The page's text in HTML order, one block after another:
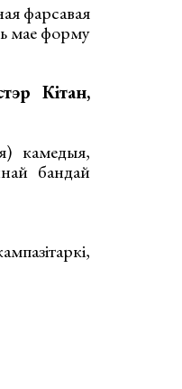
фарсавая
мае форму
Кітан,
камедыя,
бандай